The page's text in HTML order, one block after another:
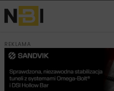
REKLAMA